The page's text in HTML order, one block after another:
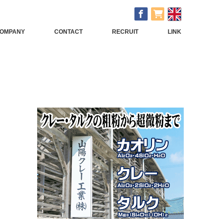
CONTACT RECRUIT LINK